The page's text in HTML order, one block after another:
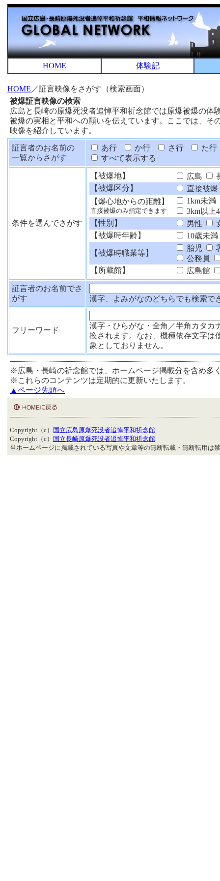
HOME 体験記
HOME ／証言映像をさがす（検索画面）
被爆証言映像の検索
広島と長崎の原爆死没者追悼平和祈念館では原爆被爆の
被爆の実相と平和への願いを伝えています。ここでは、
映像を紹介しています。
証言者のお名前の
一覧からさがす
あ行 か行 さ行
た行
すべて表示する
条件を選んでさがす
【被爆地】 広島
【被爆区分】
直接被爆
【爆心地からの距離】
直接被爆のみ指定できます
1km未満
3km以上
【性別】
男性
【被爆時年齢】
10歳未満
【被爆時職業等】
胎児
公務員
【所蔵館】
広島館
証言者のお名前でさ
がす
漢字、よみがなのどちらでも検索で
フリーワード
漢字・ひらがな・全角／半角カタカ
換されます。なお、機種依存文字は
象としておりません。
※広島・長崎の祈念館では、ホームページ掲載分を含め多
※これらのコンテンツは定期的に更新いたします。
▲ページ先頭へ
Copyright（c）
国立広島原爆死没者追悼平和祈念館
Copyright（c）
国立長崎原爆死没者追悼平和祈念館
当ホームページに掲載されている写真や文章等の無断転載・無断転用は